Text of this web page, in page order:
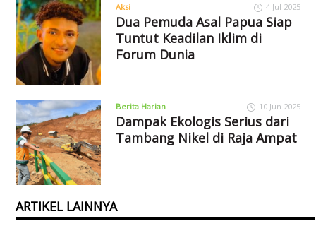
Aksi 4 Jul 2025
Dua Pemuda Asal Papua Siap
Tuntut Keadilan Iklim di
Forum Dunia
Berita Harian 10 Jun 2025
Dampak Ekologis Serius dari
Tambang Nikel di Raja Ampat
ARTIKEL LAINNYA